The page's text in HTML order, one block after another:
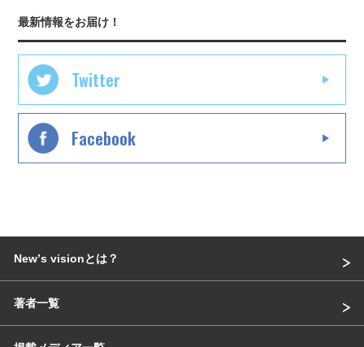
最新情報をお届け！
Twitter
Facebook
Newʼs visionとは？
著者一覧